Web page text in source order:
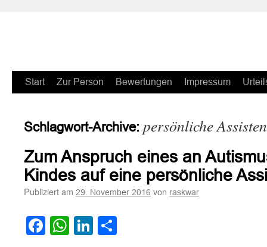
Zum
springen
Start Zur Person Bewertungen Impressum
Schlagwort-Archive: persönliche
Zum Anspruch eines an
Kindes auf eine persönliche
Publiziert am 29. November 2016 von raskwar
Facebook
WhatsApp
LinkedIn